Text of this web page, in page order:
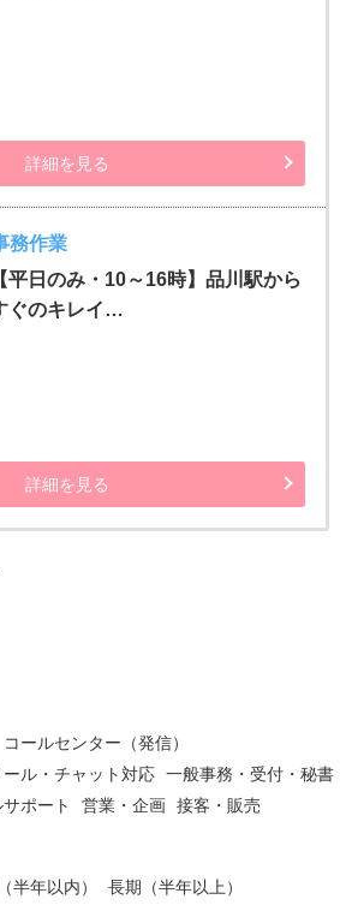
詳細を見る
務作業
【平日のみ・10～16時】品川駅から
ぐのキレイ…
詳細を見る
コールセンター（発信）
ール・チャット対応 一般事務・受付・秘書
ポート 営業・企画 接客・販売
半年以内） 長期（半年以上）